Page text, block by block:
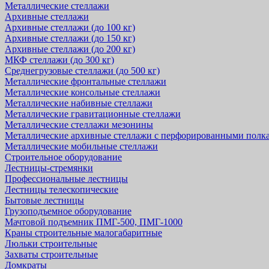
Металлические стеллажи
Архивные стеллажи
Архивные стеллажи (до 100 кг)
Архивные стеллажи (до 150 кг)
Архивные стеллажи (до 200 кг)
МКФ стеллажи (до 300 кг)
Среднегрузовые стеллажи (до 500 кг)
Металлические фронтальные стеллажи
Металлические консольные стеллажи
Металлические набивные стеллажи
Металлические гравитационные стеллажи
Металлические стеллажи мезонины
Металлические архивные стеллажи с перфорированными
Металлические мобильные стеллажи
Строительное оборудование
Лестницы-стремянки
Профессиональные лестницы
Лестницы телескопические
Бытовые лестницы
Грузоподъемное оборудование
Мачтовой подъемник ПМГ-500, ПМГ-1000
Краны строительные малогабаритные
Люльки строительные
Захваты строительные
Домкраты